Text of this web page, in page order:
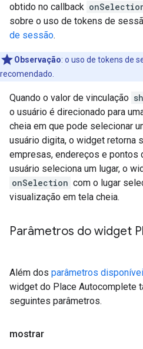
obtido no callback
sobre o uso de tokens de
de sessão.
Observação: o uso de tokens de
recomendado.
Quando o valor de vinculação
o usuário é direcionado para
cheia em que pode selecionar
usuário digita, o widget retorna
empresas, endereços e pontos
usuário seleciona um lugar, o
onSelection com o lugar
visualização em tela cheia.
Parâmetros do widget
Além dos parâmetros
widget do Place Autocomplete
seguintes parâmetros.
mostrar